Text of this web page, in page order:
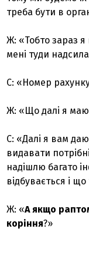
треба бути в
Ж: «Тобто зараз
мені туди
С: «Номер
Ж: «Що далі я
С: «Далі я вам
видавати
надішлю багато
відбувається і
Ж: «А якщо
коріння?»